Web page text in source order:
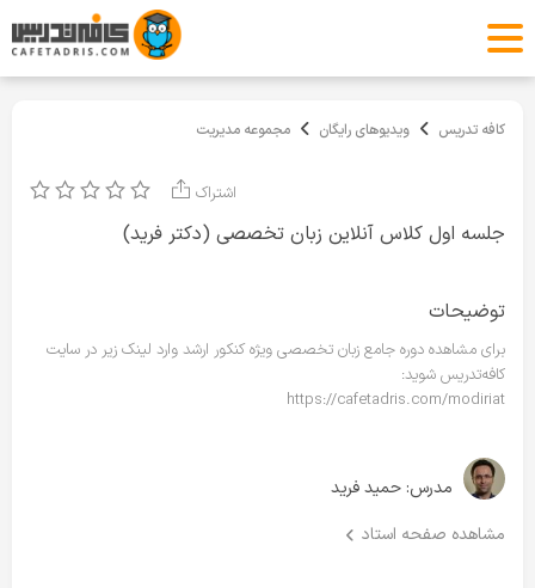
کافه تدریس ویدیوهای رایگان مجموعه مدیریت
جلسه اول کلاس آنلاین زبان تخصصی (دکتر فرید)
اشتراک
توضیحات
برای مشاهده دوره جامع زبان تخصصی ویژه کنکور ارشد وارد لینک زیر در سایت
کافه‌تدریس شوید:
https://cafetadris.com/modiriat
مدرس: حمید فرید
مشاهده صفحه استاد